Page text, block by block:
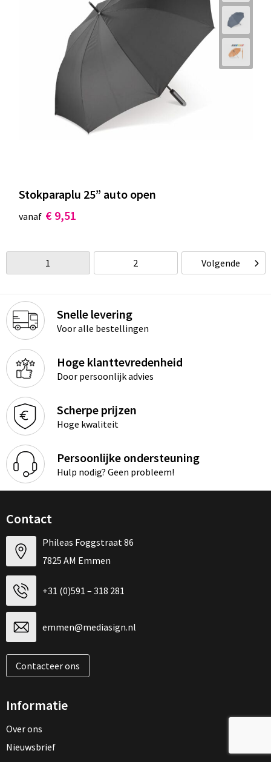
Stokparaplu 25” auto open
vanaf € 9,51
1 2 Volgende
Snelle levering
Voor alle bestellingen
Hoge klanttevredenheid
Door persoonlijk advies
Scherpe prijzen
Hoge kwaliteit
Persoonlijke ondersteuning
Hulp nodig? Geen probleem!
Contact
Phileas Foggstraat 86
7825 AM Emmen
+31 (0)591 – 318 281
emmen@mediasign.nl
Contacteer ons
Informatie
Over ons
Nieuwsbrief